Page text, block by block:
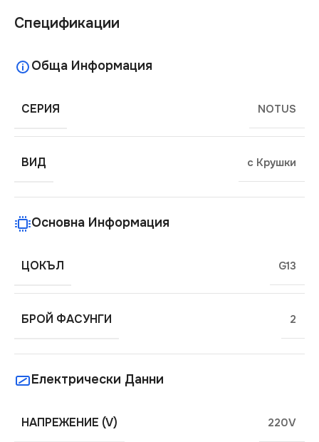
Спецификации
Обща Информация
СЕРИЯ NOTUS
ВИД с Крушки
Основна Информация
ЦОКЪЛ G13
БРОЙ ФАСУНГИ 2
Електрически Данни
НАПРЕЖЕНИЕ (V) 220V